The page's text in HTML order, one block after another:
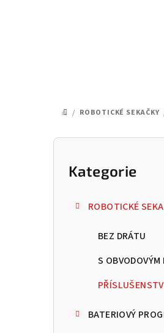
DOMŮ
/ ROBOTICKÉ SEKAČKY
P
Přeskočit
kategorie
Kategorie
ROBOTICKÉ
BEZ DRÁTU
S OBVODOVÝM
BATERIOVÝ